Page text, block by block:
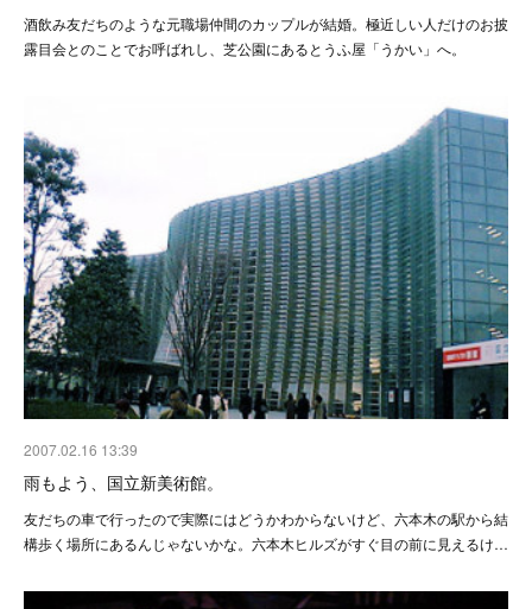
酒飲み友だちのような元職場仲間のカップルが結婚。極近しい人だけのお披
露目会とのことでお呼ばれし、芝公園にあるとうふ屋「うかい」へ。
2007.02.16 13:39
雨もよう、国立新美術館。
友だちの車で行ったので実際にはどうかわからないけど、六本木の駅から結
構歩く場所にあるんじゃないかな。六本木ヒルズがすぐ目の前に見えるけ…